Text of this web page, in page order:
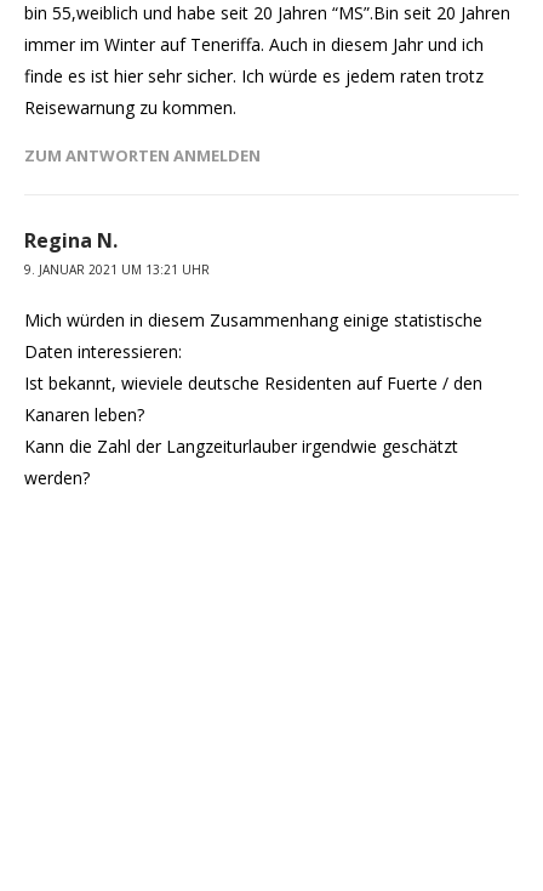
bin 55,weiblich und habe seit 20 Jahren “MS”.Bin seit 20 Jahren
immer im Winter auf Teneriffa. Auch in diesem Jahr und ich
finde es ist hier sehr sicher. Ich würde es jedem raten trotz
Reisewarnung zu kommen.
ZUM ANTWORTEN ANMELDEN
Regina N.
9. JANUAR 2021 UM 13:21 UHR
Mich würden in diesem Zusammenhang einige statistische
Daten interessieren:
Ist bekannt, wieviele deutsche Residenten auf Fuerte / den
Kanaren leben?
Kann die Zahl der Langzeiturlauber irgendwie geschätzt
werden?